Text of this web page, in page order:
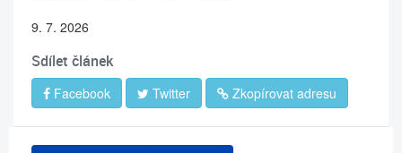
9. 7. 2026
Sdílet článek
Facebook Twitter Zkopírovat adresu